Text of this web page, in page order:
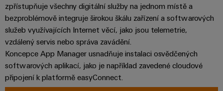
Digitální
zpřístupňuje všechny digitální služby na jednom místě a
bezproblémově integruje širokou škálu zařízení a softwarových
služeb využívajících Internet věcí, jako jsou telemetrie,
vzdálený servis nebo správa zavádění.
Koncepce App Manager usnadňuje instalaci osvědčených
softwarových aplikací, jako je například zavedené cloudové
připojení k platformě easyConnect.